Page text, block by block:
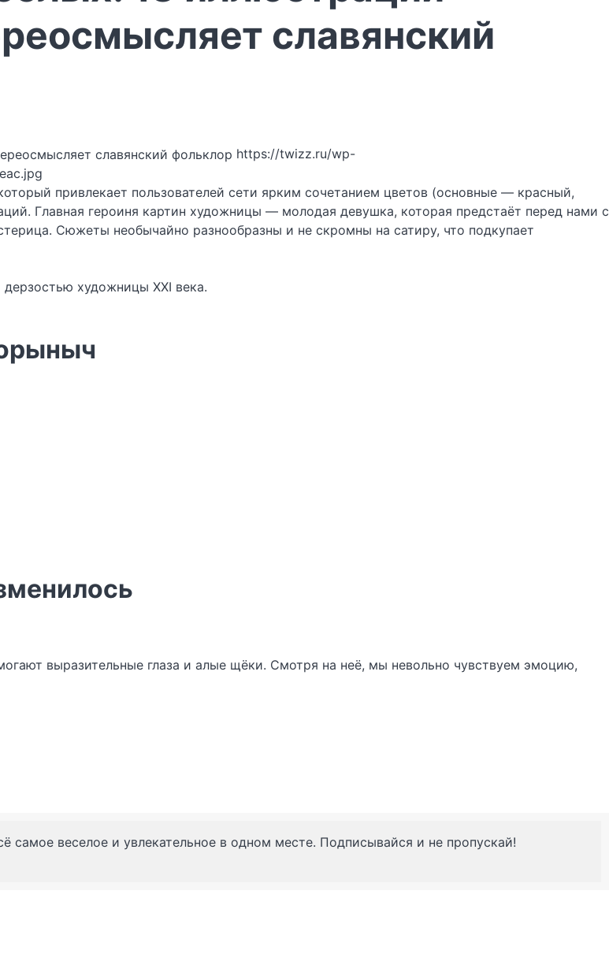
славянский
https://twizz.ru/wp-
привлекает пользователей сети ярким сочетанием цветов (основные — красный,
Главная героиня картин художницы — молодая девушка, которая предстаёт перед нами с
Сюжеты необычайно разнообразны и не скромны на сатиру, что подкупает
художницы XXI века.
выразительные глаза и алые щёки. Смотря на неё, мы невольно чувствуем эмоцию,
самое веселое и увлекательное в одном месте. Подписывайся и не пропускай!